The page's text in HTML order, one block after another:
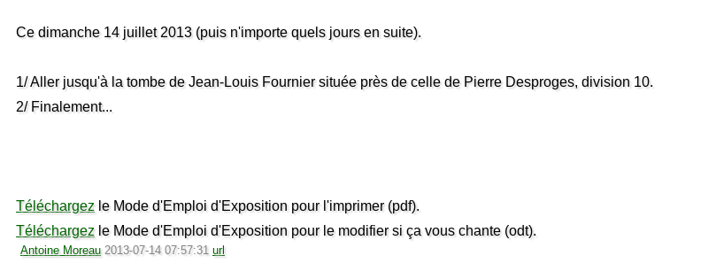
Ce dimanche 14 juillet 2013 (puis n'importe quels jours en suite).
1/ Aller jusqu'à la tombe de Jean-Louis Fournier située près de celle de Pierre Desproges, division 10.
2/ Finalement...
Téléchargez le Mode d'Emploi d'Exposition pour l'imprimer (pdf).
Téléchargez le Mode d'Emploi d'Exposition pour le modifier si ça vous chante (odt).
Antoine Moreau 2013-07-14 07:57:31 url